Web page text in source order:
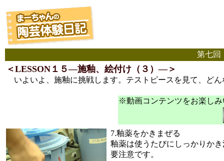
第七回
＜LESSON１５―施釉、絵付け（３）―＞
いよいよ、施釉に挑戦します。テストピースを見て、ど
※動画コンテンツをお楽しみ
7.釉薬をかきまぜる
釉薬は使うたびにしっかりか
要注意です。